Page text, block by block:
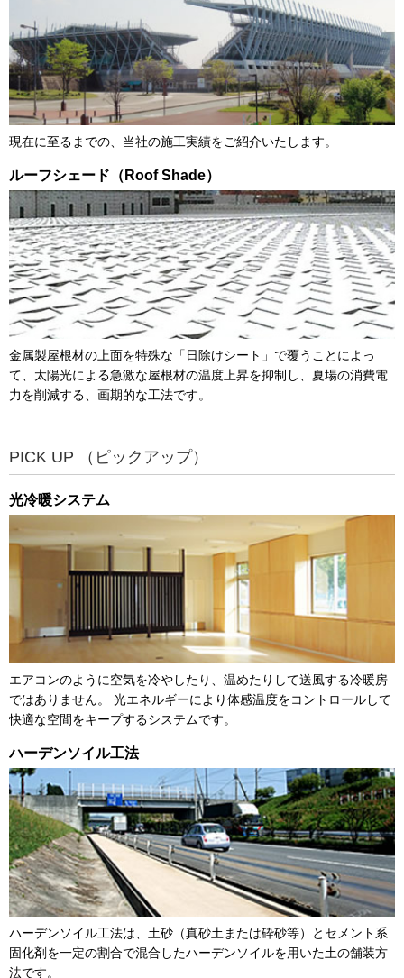
現在に至るまでの、当社の施工実績をご紹介いたします。
ルーフシェード（Roof Shade）
金属製屋根材の上面を特殊な「日除けシート」で覆うことによっ
て、太陽光による急激な屋根材の温度上昇を抑制し、夏場の消費電
力を削減する、画期的な工法です。
PICK UP （ピックアップ）
光冷暖システム
エアコンのように空気を冷やしたり、温めたりして送風する冷暖房
ではありません。
光エネルギーにより体感温度をコントロールして
快適な空間をキープするシステムです。
ハーデンソイル工法
ハーデンソイル工法は、土砂（真砂土または砕砂等）とセメント系
固化剤を一定の割合で混合したハーデンソイルを用いた土の舗装方
法です。